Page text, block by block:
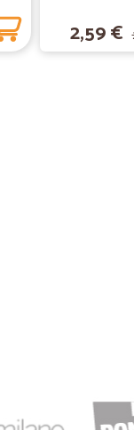
2,59 €